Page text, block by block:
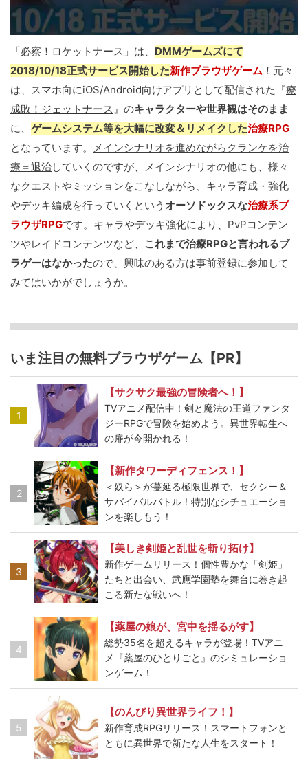
「必察！ロケットナース」は、 DMMゲームズにて
2018/10/18正式サービス開始した新作ブラウザゲーム ！元々
は、スマホ向にiOS/Android向けアプリとして配信された『療
成敗！ジェットナース 』のキャラクターや世界観はそのまま
に、 ゲームシステム等を大幅に改変＆リメイクした治療RPG
となっています。
メインシナリオを進めながらクランケを治
療＝退治していくのですが、メインシナリオの他にも、様々
なクエストやミッションをこなしながら、キャラ育成・強化
やデッキ編成を行っていくという オーソドックスな治療系ブ
ラウザRPGです。キャラやデッキ強化により、PvPコンテン
ツやレイドコンテンツなど、 これまで治療RPGと言われるブ
ラゲーはなかったので、興味のある方は事前登録に参加して
みてはいかがでしょうか。
いま注目の無料ブラウザゲーム【PR】
1
【サクサク最強の冒険者へ！】
TVアニメ配信中！剣と魔法の王道ファンタ
ジーRPGで冒険を始めよう。異世界転生へ
の扉が今開かれる！
2
【新作タワーディフェンス！】
＜奴ら＞が蔓延る極限世界で、セクシー＆
サバイバルバトル！特別なシチュエーショ
ンを楽しもう！
3
【美しき剣姫と乱世を斬り拓け】
新作ゲームリリース！個性豊かな「剣姫」
たちと出会い、武應学園塾を舞台に巻き起
こる新たな戦いへ！
4
【薬屋の娘が、宮中を揺るがす】
総勢35名を超えるキャラが登場！TVアニ
メ『薬屋のひとりごと』のシミュレーショ
ンゲーム！
5
【のんびり異世界ライフ！】
新作育成RPGリリース！スマートフォンと
ともに異世界で新たな人生をスタート！